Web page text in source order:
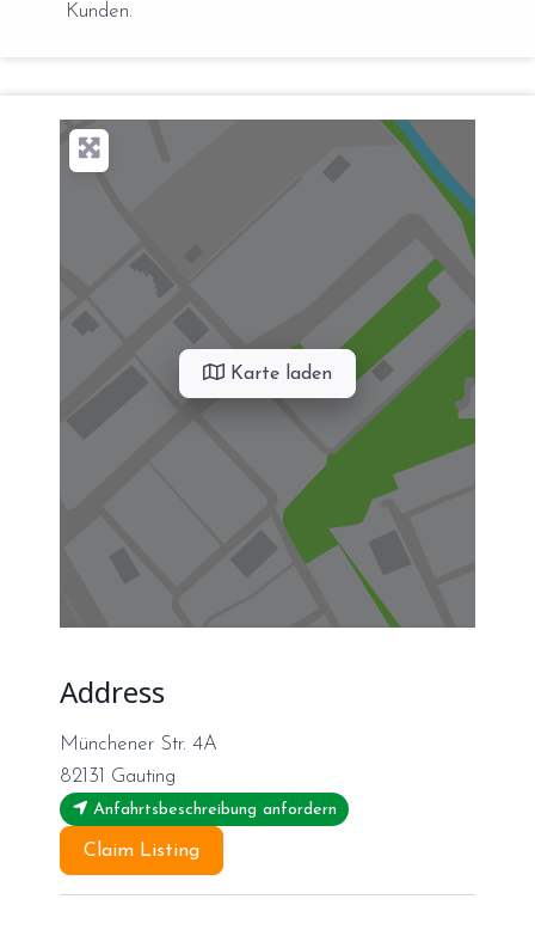
Kunden.
Karte laden
Address
Münchener Str. 4A
82131
Gauting
Anfahrtsbeschreibung anfordern
Claim Listing